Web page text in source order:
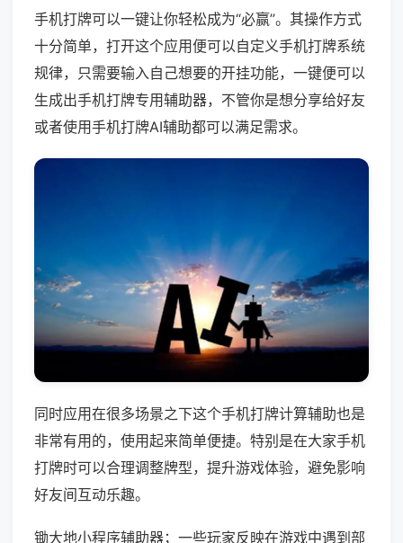
手机打牌可以一键让你轻松成为“必赢”。其操作方式
十分简单，打开这个应用便可以自定义手机打牌系统
规律，只需要输入自己想要的开挂功能，一键便可以
生成出手机打牌专用辅助器，不管你是想分享给好友
或者使用手机打牌AI辅助都可以满足需求。
同时应用在很多场景之下这个手机打牌计算辅助也是
非常有用的，使用起来简单便捷。特别是在大家手机
打牌时可以合理调整牌型，提升游戏体验，避免影响
好友间互动乐趣。
锄大地小程序辅助器；一些玩家反映在游戏中遇到部